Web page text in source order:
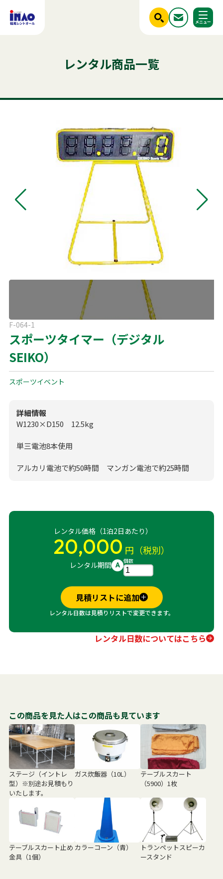
ご利用シーンから探す
はじめての方へ
レンタル規約
店舗情報
見積依頼フォーム
お問い合わせ
よくある質問
プライバシーポリシー
電話お問い合わせ
板付店 092-589-0170
受付時間: 8:30〜17:00（平日）
甘木店 0946-24-7622
メールお問い合わせ
閉じる
テントテーブル発電機クーラーベンチフライヤー椅子
商品ジャンルから探す ご利用シーンから探す
屋外イベント用品
展示会用品 神事・セレモニー用品
パーティー用品
映像・音響機器
スポーツ その他
レンタル商品一覧
スポーツタイマー（デジタル
SEIKO）
F-064-1
スポーツイベント
詳細情報
W1230×D150 12.5kg
単三電池8本使用
アルカリ電池で約50時間 マンガン電池で約25時間
レンタル価格（1泊2日あたり）
20,000 円（税別）
レンタル期間 A 個数
見積リストに追加
レンタル日数は見積りリストで変更できます。
レンタル日数についてはこちら
この商品を見た人はこの商品も見ています
ステージ（イントレ
型）※別途お見積もり
いたします。
ガス炊飯器（10L）
テーブルスカート
（5900）1枚
テーブルスカート止め
金具（1個）
カラーコーン（青）
トランペットスピーカ
ースタンド